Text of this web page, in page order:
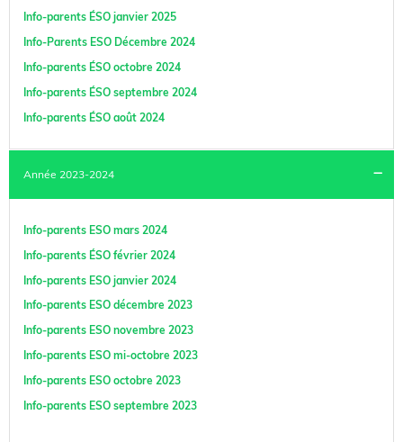
Info-parents ÉSO janvier 2025
Info-Parents ESO Décembre 2024
Info-parents ÉSO octobre 2024
Info-parents ÉSO septembre 2024
Info-parents ÉSO août 2024
Année 2023-2024
Info-parents ESO mars 2024
Info-parents ÉSO février 2024
Info-parents ESO janvier 2024
Info-parents ESO décembre 2023
Info-parents ESO novembre 2023
Info-parents ESO mi-octobre 2023
Info-parents ESO octobre 2023
Info-parents ESO septembre 2023